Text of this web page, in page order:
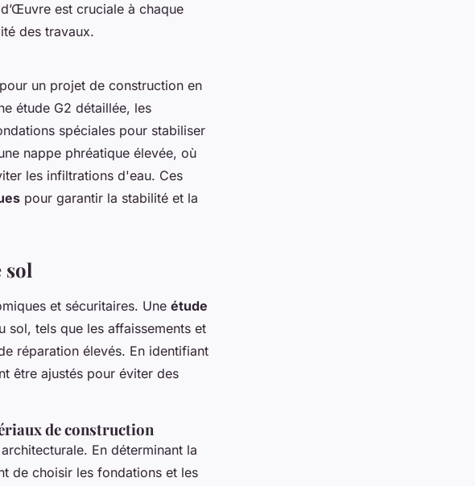
est cruciale à chaque
des travaux.
un projet de construction en
étude G2 détaillée, les
spéciales pour stabiliser
nappe phréatique élevée, où
les infiltrations d'eau. Ces
pour garantir la stabilité et la
sol
et sécuritaires. Une étude
sol, tels que les affaissements et
réparation élevés. En identifiant
être ajustés pour éviter des
de construction
En déterminant la
de choisir les fondations et les